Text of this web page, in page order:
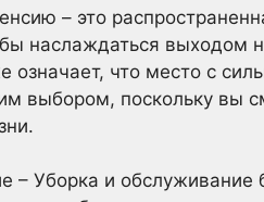
– это
наслаждаться выходом
означает, что место с
выбором, поскольку вы
– Уборка и